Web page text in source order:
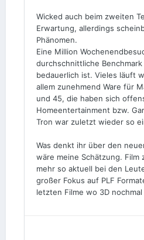
Wicked auch beim zweiten
Erwartung, allerdings
Phänomen.
Eine Million
durchschnittliche
bedauerlich ist. Vieles läuft
allem zunehmend Ware für
und 45, die haben sich
Homeentertainment bzw.
Tron war zuletzt wieder so
Was denkt ihr über den
wäre meine Schätzung. Film
mehr so aktuell bei den
großer Fokus auf PLF
letzten Filme wo 3D